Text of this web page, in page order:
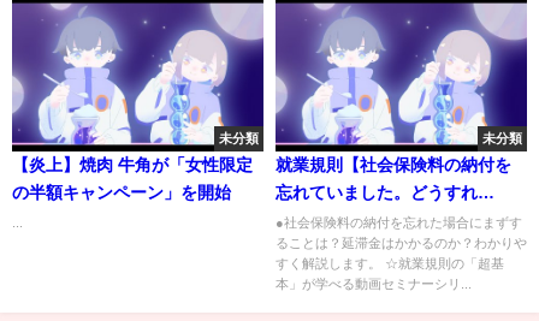
未分類
【炎上】焼肉 牛角が「女性限定
の半額キャンペーン」を開始
未分類
就業規則【社会保険料の納付を
忘れていました。どうすれ
ば？】起業後 初めて社員を雇う
とき、経営者が知っておきたい
こと【中小企業向け：わかりや
●社会保険料の納付を忘れた場合にまずす
ることは？延滞金はかかるのか？わかりや
すく解説します。 ☆就業規則の「超基
本」が学べる動画セミナーシリ...